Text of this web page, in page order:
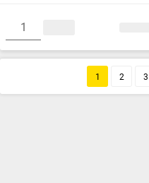
1 2 3